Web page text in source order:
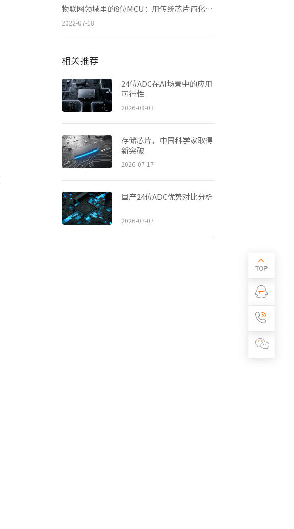
物联网领域里的8位MCU：用传统芯片简化高级架构接口
2022-07-18
相关推荐
24位ADC在AI场景中的应用
可行性
2026-08-03
存储芯片，中国科学家取得
新突破
2026-07-17
国产24位ADC优势对比分析
2026-07-07